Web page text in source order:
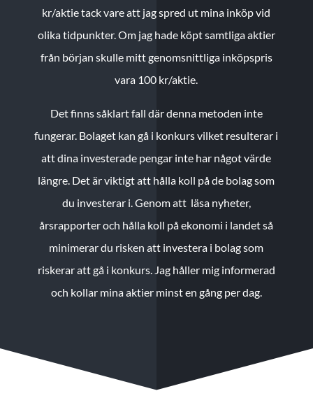
kr/aktie tack vare att jag spred ut mina inköp vid
olika tidpunkter. Om jag hade köpt samtliga aktier
från början skulle mitt genomsnittliga inköpspris
vara 100 kr/aktie.
Det finns såklart fall där denna metoden inte
fungerar. Bolaget kan gå i konkurs vilket resulterar i
att dina investerade pengar inte har något värde
längre. Det är viktigt att hålla koll på de bolag som
du investerar i. Genom att läsa nyheter,
årsrapporter och hålla koll på ekonomi i landet så
minimerar du risken att investera i bolag som
riskerar att gå i konkurs. Jag håller mig informerad
och kollar mina aktier minst en gång per dag.